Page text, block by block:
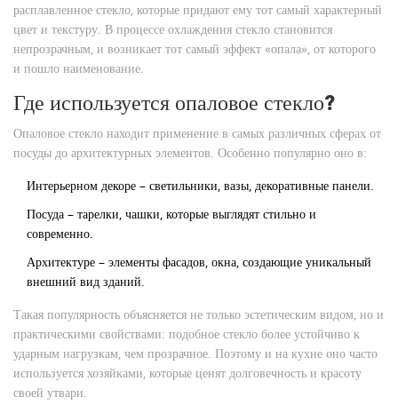
расплавленное стекло, которые придают ему тот самый характерный
цвет и текстуру. В процессе охлаждения стекло становится
непрозрачным, и возникает тот самый эффект «опала», от которого
и пошло наименование.
Где используется опаловое стекло?
Опаловое стекло находит применение в самых различных сферах от
посуды до архитектурных элементов. Особенно популярно оно в:
Интерьерном декоре – светильники, вазы, декоративные панели.
Посуда – тарелки, чашки, которые выглядят стильно и
современно.
Архитектуре – элементы фасадов, окна, создающие уникальный
внешний вид зданий.
Такая популярность объясняется не только эстетическим видом, но и
практическими свойствами: подобное стекло более устойчиво к
ударным нагрузкам, чем прозрачное. Поэтому и на кухне оно часто
используется хозяйками, которые ценят долговечность и красоту
своей утвари.